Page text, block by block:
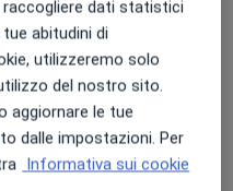
in convenzione con
medico generico su
privatistica.
dati statistici
abitudini di
utilizzeremo solo
del nostro sito.
aggiornare le tue
dalle impostazioni. Per
Informativa sui cookie